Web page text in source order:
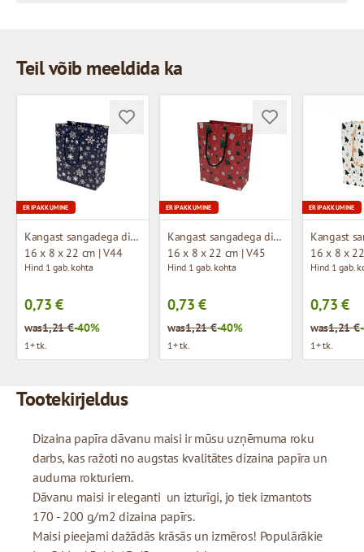
Teil võib meeldida ka
ERIPAKKUMINE
Kangast sangadega disainkott
16 x 8 x 22 cm | V44
Hind 1 gab. kohta
0,73 €
was1,21 €-40%
1+ tk.
ERIPAKKUMINE
Kangast sangadega disainkott
16 x 8 x 22 cm | V45
Hind 1 gab. kohta
0,73 €
was1,21 €-40%
1+ tk.
ERIPAKKUMINE
16 x 8 x
Hind 1 gab.
0,73 €
was1,21 €
1+ tk.
Tootekirjeldus
Dizaina papīra dāvanu maisi ir mūsu uzņēmuma roku
darbs, kas ražoti no augstas kvalitātes dizaina papīra un
auduma rokturiem.
Dāvanu maisi ir eleganti un izturīgi, jo tiek izmantots
170 - 200 g/m2 dizaina papīrs.
Maisi pieejami dažādās krāsās un izmēros! Populārākie